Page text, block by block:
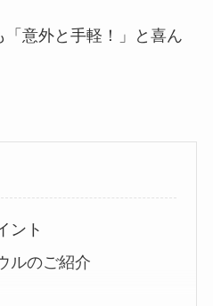
意外と手軽！」と喜ん
ント
ルのご紹介